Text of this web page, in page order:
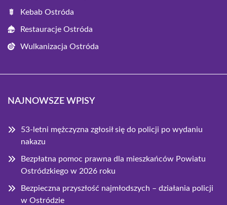
Kebab Ostróda
Restauracje Ostróda
Wulkanizacja Ostróda
NAJNOWSZE WPISY
53-letni mężczyzna zgłosił się do policji po wydaniu
nakazu
Bezpłatna pomoc prawna dla mieszkańców Powiatu
Ostródzkiego w 2026 roku
Bezpieczna przyszłość najmłodszych – działania policji
w Ostródzie